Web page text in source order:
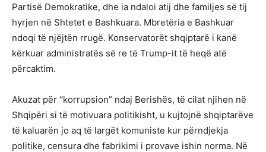
Partisë Demokratike, dhe ia ndaloi atij dhe familjes së tij
hyrjen në Shtetet e Bashkuara. Mbretëria e Bashkuar
ndoqi të njëjtën rrugë. Konservatorët shqiptarë i kanë
kërkuar administratës së re të Trump-it të heqë atë
përcaktim.
Akuzat për “korrupsion” ndaj Berishës, të cilat njihen në
Shqipëri si të motivuara politikisht, u kujtojnë shqiptarëve
të kaluarën jo aq të largët komuniste kur përndjekja
politike, censura dhe fabrikimi i provave ishin norma. Në